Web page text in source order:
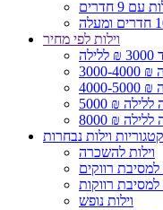
עם 9 חדרים
וילות לפי מחיר
ללילה
ללילה
קטגוריות וילות נבחרות
וילות להשכרה
למסיבת רווקים
למסיבת רווקות
וילות נופש